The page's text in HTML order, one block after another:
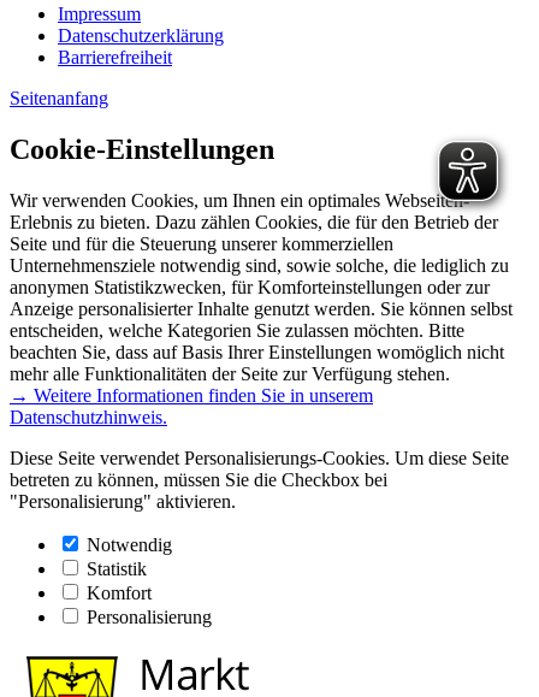
Impressum
Datenschutzerklärung
Barrierefreiheit
Seitenanfang
Cookie-Einstellungen
Wir verwenden Cookies, um Ihnen ein optimales Webseiten-
Erlebnis zu bieten. Dazu zählen Cookies, die für den Betrieb der
Seite und für die Steuerung unserer kommerziellen
Unternehmensziele notwendig sind, sowie solche, die lediglich zu
anonymen Statistikzwecken, für Komforteinstellungen oder zur
Anzeige personalisierter Inhalte genutzt werden. Sie können selbst
entscheiden, welche Kategorien Sie zulassen möchten. Bitte
beachten Sie, dass auf Basis Ihrer Einstellungen womöglich nicht
mehr alle Funktionalitäten der Seite zur Verfügung stehen.
→ Weitere Informationen finden Sie in unserem
Datenschutzhinweis.
Diese Seite verwendet Personalisierungs-Cookies. Um diese Seite
betreten zu können, müssen Sie die Checkbox bei
"Personalisierung" aktivieren.
Notwendig
Statistik
Komfort
Personalisierung